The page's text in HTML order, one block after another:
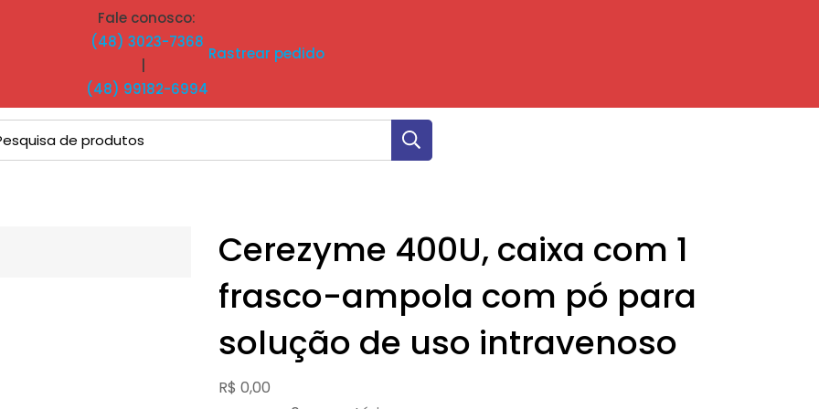
Fale conosco:
(48) 3023-7368
(48) 99182-6994
Rastrear pedido
Cerezyme 400U, caixa com 1
frasco-ampola com pó para
solução de uso intravenoso
R$ 0,00